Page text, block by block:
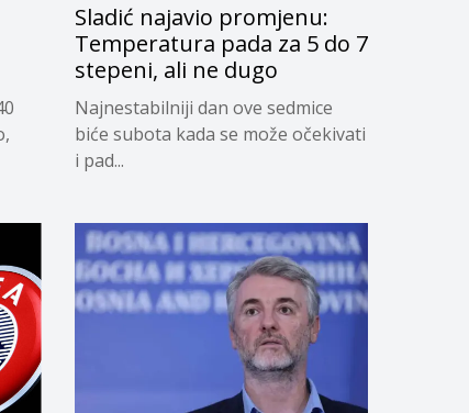
Sladić najavio promjenu:
Temperatura pada za 5 do 7
stepeni, ali ne dugo
Najnestabilniji dan ove sedmice
biće subota kada se može očekivati
i pad...